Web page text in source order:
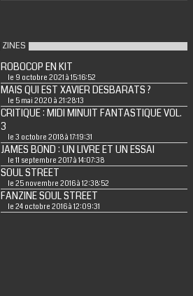
ZINES
ROBOCOP EN KIT
le 9 octobre 2021 à 15:16:52
MAIS QUI EST XAVIER DESBARATS ?
le 5 mai 2020 à 21:28:13
CRITIQUE : MIDI MINUIT FANTASTIQUE VOL.
3
le 3 octobre 2018 à 17:19:31
JAMES BOND : UN LIVRE ET UN ESSAI
le 11 septembre 2017 à 14:07:38
SOUL STREET
le 25 novembre 2016 à 12:38:52
FANZINE SOUL STREET
le 24 octobre 2016 à 12:09:31